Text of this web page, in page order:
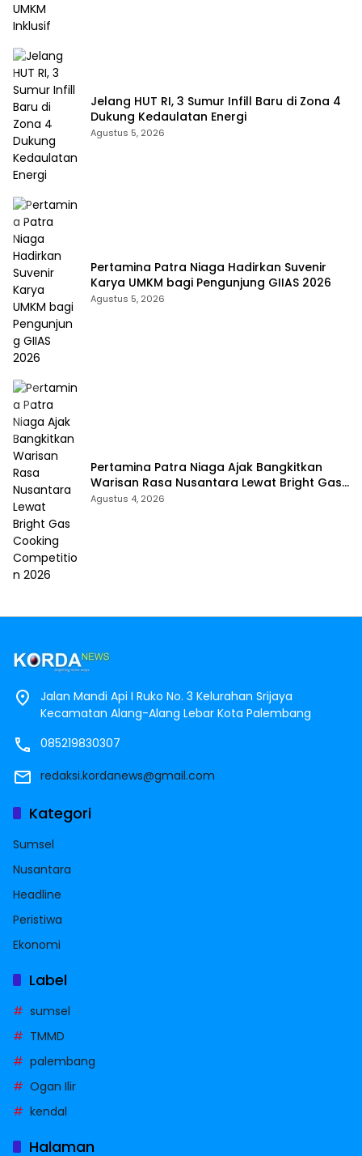
Jelang HUT RI, 3 Sumur Infill Baru di Zona 4
Dukung Kedaulatan Energi
Agustus 5, 2026
Pertamina Patra Niaga Hadirkan Suvenir
Karya UMKM bagi Pengunjung GIIAS 2026
Agustus 5, 2026
Pertamina Patra Niaga Ajak Bangkitkan
Warisan Rasa Nusantara Lewat Bright Gas
Cooking Competition 2026
Agustus 4, 2026
Jalan Mandi Api I Ruko No. 3 Kelurahan Srijaya
Kecamatan Alang-Alang Lebar Kota Palembang
085219830307
redaksi.kordanews@gmail.com
Kategori
Sumsel
Nusantara
Headline
Peristiwa
Ekonomi
Label
sumsel
TMMD
palembang
Ogan Ilir
kendal
Halaman